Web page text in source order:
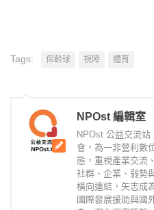
Tags: 保齡球 視障 體育
NPOst 編輯室
NPOst 公益交流
會，為一非營利數
態，重視產業交流
社群、企業、弱勢
橫向連結，矢志成
國際發展援助與國